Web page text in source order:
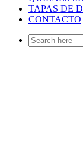
TAPAS DE
CONTACTO
Search
for: